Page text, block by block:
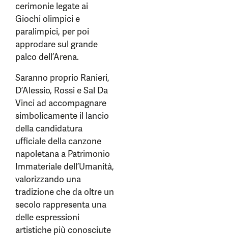
cerimonie legate ai
Giochi olimpici e
paralimpici, per poi
approdare sul grande
palco dell’Arena.
Saranno proprio Ranieri,
D’Alessio, Rossi e Sal Da
Vinci ad accompagnare
simbolicamente il lancio
della candidatura
ufficiale della canzone
napoletana a Patrimonio
Immateriale dell’Umanità,
valorizzando una
tradizione che da oltre un
secolo rappresenta una
delle espressioni
artistiche più conosciute